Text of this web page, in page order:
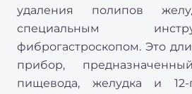
удаления полипов
специальным
фиброгастроскопом. Это
прибор,
пищевода, желудка и 12-